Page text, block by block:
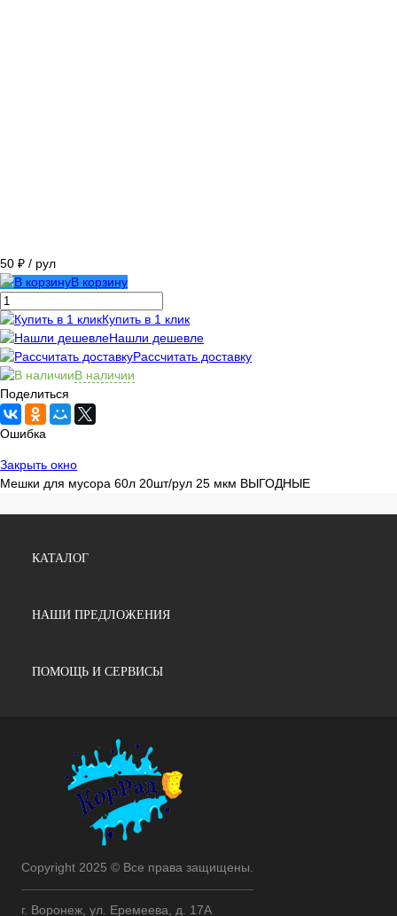
50 ₽ / рул
В корзину
Купить в 1 клик
Нашли дешевле
Рассчитать доставку
В наличии
Поделиться
Ошибка
Закрыть окно
Мешки для мусора 60л 20шт/рул 25 мкм ВЫГОДНЫЕ
КАТАЛОГ
НАШИ ПРЕДЛОЖЕНИЯ
ПОМОЩЬ И СЕРВИСЫ
Copyright 2025 © Все права защищены.
г. Воронеж, ул. Еремеева, д. 17А